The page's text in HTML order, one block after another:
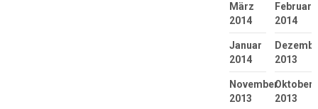
März
2014
Februar
2014
Januar
2014
2013
November
2013
Oktober
2013